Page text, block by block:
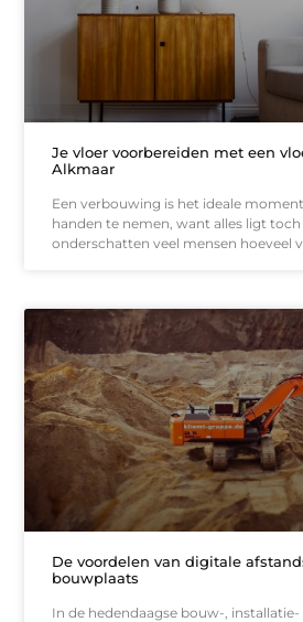
Je vloer voorbereiden met een
Alkmaar
Een verbouwing is het ideale
handen te nemen, want alles ligt toch
onderschatten veel mensen hoeveel
De voordelen van digitale
bouwplaats
In de hedendaagse bouw-,